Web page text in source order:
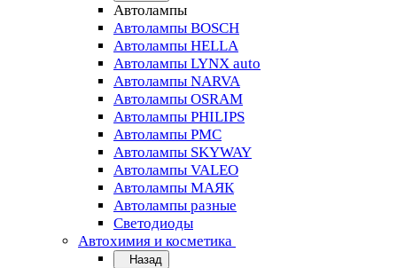
Автолампы
Автолампы BOSCH
Автолампы HELLA
Автолампы LYNX auto
Автолампы NARVA
Автолампы OSRAM
Автолампы PHILIPS
Автолампы PMC
Автолампы SKYWAY
Автолампы VALEO
Автолампы МАЯК
Автолампы разные
Светодиоды
Автохимия и косметика
Назад